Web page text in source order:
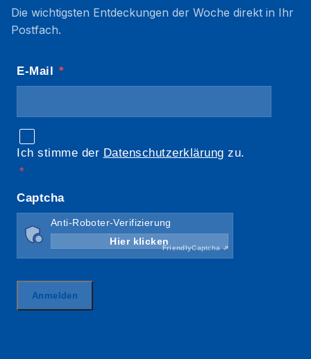
Die wichtigsten Entdeckungen der Woche direkt in Ihr
Postfach.